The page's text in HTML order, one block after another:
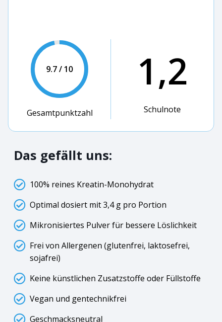
9.7 / 10
Gesamtpunktzahl
1,2
Schulnote
Das gefällt uns:
100% reines Kreatin-Monohydrat
Optimal dosiert mit 3,4 g pro Portion
Mikronisiertes Pulver für bessere Löslichkeit
Frei von Allergenen (glutenfrei, laktosefrei,
sojafrei)
Keine künstlichen Zusatzstoffe oder Füllstoffe
Vegan und gentechnikfrei
Geschmacksneutral